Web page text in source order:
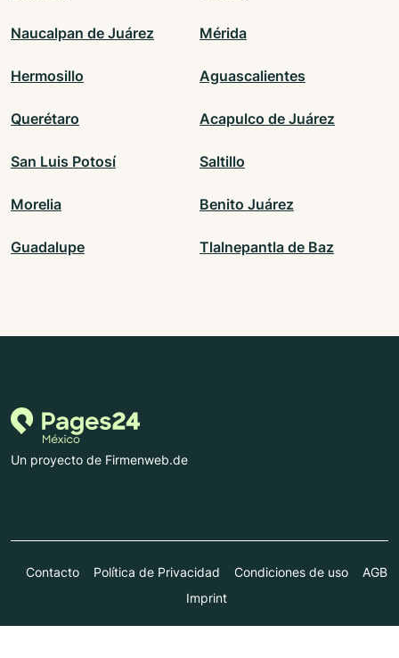
Naucalpan de Juárez Mérida
Hermosillo Aguascalientes
Querétaro Acapulco de Juárez
San Luis Potosí Saltillo
Morelia Benito Juárez
Guadalupe Tlalnepantla de Baz
Un proyecto de Firmenweb.de
Contacto Política de Privacidad Condiciones de uso
AGB
Imprint